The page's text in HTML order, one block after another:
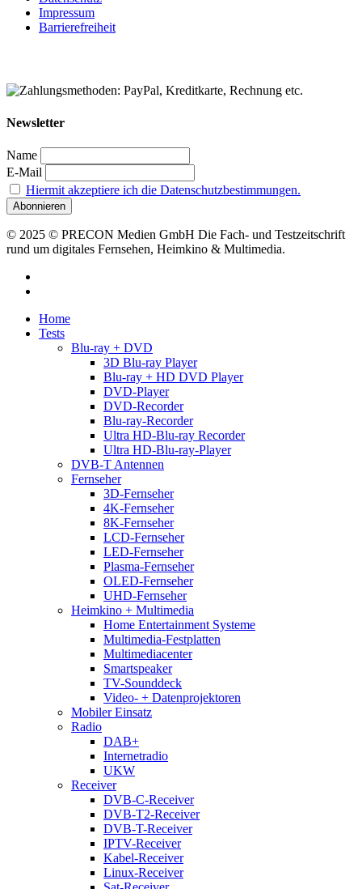
Impressum
Barrierefreiheit
Newsletter
Name
E-Mail
Hiermit akzeptiere ich die Datenschutzbestimmungen.
© 2025 © PRECON Medien GmbH Die Fach- und Testzeitschrift
rund um digitales Fernsehen, Heimkino & Multimedia.
Close
Menu
Home
Tests
Blu-ray + DVD
3D Blu-ray Player
Blu-ray + HD DVD Player
DVD-Player
DVD-Recorder
Blu-ray-Recorder
Ultra HD-Blu-ray Recorder
Ultra HD-Blu-ray-Player
DVB-T Antennen
Fernseher
3D-Fernseher
4K-Fernseher
8K-Fernseher
LCD-Fernseher
LED-Fernseher
Plasma-Fernseher
OLED-Fernseher
UHD-Fernseher
Heimkino + Multimedia
Home Entertainment Systeme
Multimedia-Festplatten
Multimediacenter
Smartspeaker
TV-Sounddeck
Video- + Datenprojektoren
Mobiler Einsatz
Radio
DAB+
Internetradio
UKW
Receiver
DVB-C-Receiver
DVB-T2-Receiver
DVB-T-Receiver
IPTV-Receiver
Kabel-Receiver
Linux-Receiver